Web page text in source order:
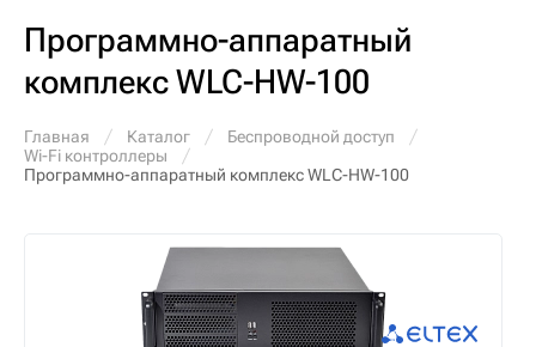
Программно-аппаратный
комплекс WLC-HW-100
Главная Каталог
Беспроводной доступ
Wi-Fi контроллеры
Программно-аппаратный комплекс WLC-HW-100